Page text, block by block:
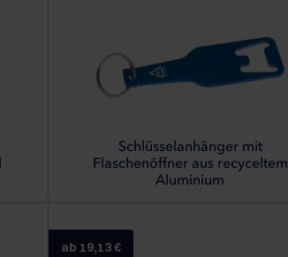
Schlüsselanhänger mit
Flaschenöffner aus recyceltem
Aluminium
ab 19,13 €